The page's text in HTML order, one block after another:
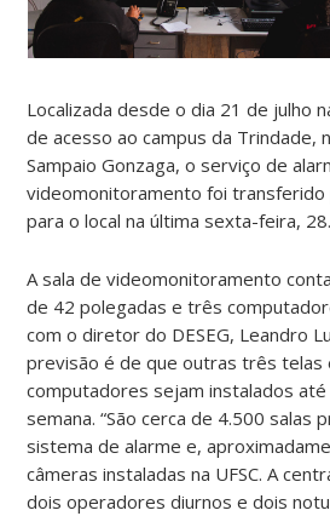
Localizada desde o dia 21 de julho
de acesso ao campus da Trindade,
Sampaio Gonzaga, o serviço de
videomonitoramento foi
para o local na última sexta-feira, 28.
A sala de videomonitoramento
de 42 polegadas e três
com o diretor do DESEG, Leandro
previsão é de que outras três telas
computadores sejam instalados até
semana. “São cerca de 4.500 salas
sistema de alarme e,
câmeras instaladas na UFSC. A
dois operadores diurnos e dois